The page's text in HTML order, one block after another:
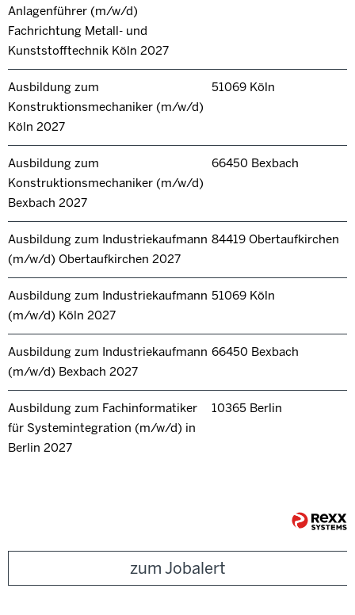
Anlagenführer (m/w/d)
Fachrichtung Metall- und
Kunststofftechnik Köln 2027
Ausbildung zum
Konstruktionsmechaniker (m/w/d)
Köln 2027
51069 Köln
Ausbildung zum
Konstruktionsmechaniker (m/w/d)
Bexbach 2027
66450 Bexbach
Ausbildung zum Industriekaufmann
(m/w/d) Obertaufkirchen 2027
84419 Obertaufkirchen
Ausbildung zum Industriekaufmann
(m/w/d) Köln 2027
51069 Köln
Ausbildung zum Industriekaufmann
(m/w/d) Bexbach 2027
66450 Bexbach
Ausbildung zum Fachinformatiker
für Systemintegration (m/w/d) in
Berlin 2027
10365 Berlin
zum Jobalert